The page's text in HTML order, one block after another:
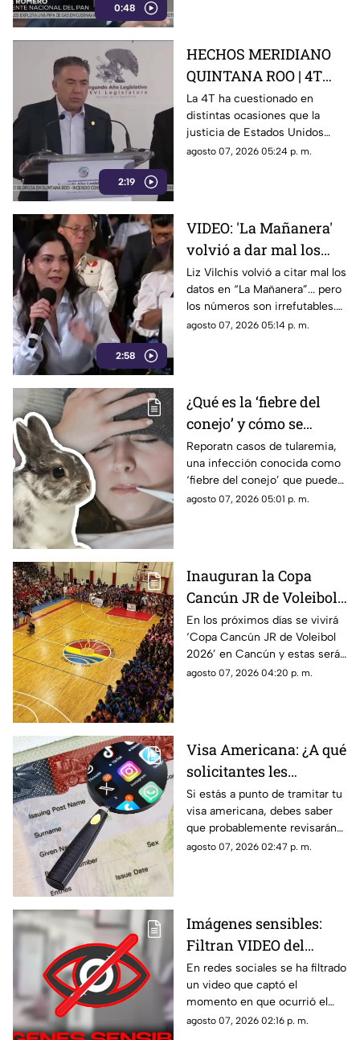
0:48
2:19
HECHOS MERIDIANO
QUINTANA ROO | 4T
sigue cuestionando los
señalamientos de
E.E.U.U contra
narc0polít1c0s como
La 4T ha cuestionado en
distintas ocasiones que la
justicia de Estados Unidos
proceda contra presuntos
Rocha Moya, Enrique Inzunza y
otros funcionarios morenistas.
agosto 07, 2026 05:24 p. m.
2:58
VIDEO: 'La Mañanera'
volvió a dar mal los
datos: TV Azteca es el
medio tradicional con
mayor alcance y
credibilidad de México
Liz Vilchis volvió a citar mal los
datos en “La Mañanera”... pero
los números son irrefutables.
El estudio internacional de
evidencia, nadie puede.
agosto 07, 2026 05:14 p. m.
¿Qué es la ‘fiebre del
conejo’ y cómo se
contagia? Reportan
casos de tularemia y
genera alerta en la
población
Reporatn casos de tularemia,
una infección conocida como
‘fiebre del conejo’ que puede
resultar muy grave. Te
agosto 07, 2026 05:01 p. m.
Inauguran la Copa
Cancún JR de Voleibol
2026 en Cancún; aquí
las fechas, categorías y
premios
En los próximos días se vivirá
‘Copa Cancún JR de Voleibol
2026’ en Cancún y estas serán
las fechas, las categorías y los
agosto 07, 2026 04:20 p. m.
Visa Americana: ¿A qué
solicitantes les
revisarán las redes
sociales para su
proceso?
Si estás a punto de tramitar tu
visa americana, debes saber
que probablemente revisarán
tus redes sociales, así que te
agosto 07, 2026 02:47 p. m.
Imágenes sensibles:
Filtran VIDEO del
t1r0t30 de en escuela
que dejó a 7 mu3rt0s y
más de 30 h3r1d0s; así
ocurrió la m4s4cr3
En redes sociales se ha filtrado
un video que captó el
momento en que ocurrió el
tiroteo que dejó a 7 muertos y
agosto 07, 2026 02:16 p. m.